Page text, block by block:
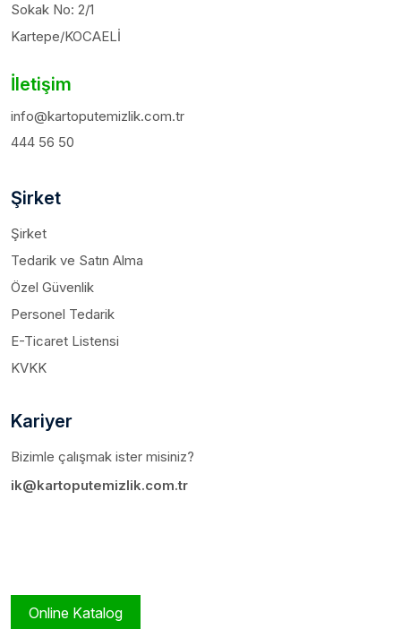
Sokak No: 2/1
Kartepe/KOCAELİ
İletişim
info@kartoputemizlik.com.tr
444 56 50
Şirket
Şirket
Tedarik ve Satın Alma
Özel Güvenlik
Personel Tedarik
E-Ticaret Listensi
KVKK
Kariyer
Bizimle çalışmak ister misiniz?
ik@kartoputemizlik.com.tr
Online Katalog